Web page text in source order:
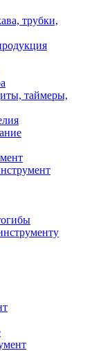
трубки,
таймеры,